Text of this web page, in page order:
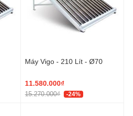
Máy Vigo - 210 Lít - Ø70
11.580.000₫
15.270.000₫ -24%